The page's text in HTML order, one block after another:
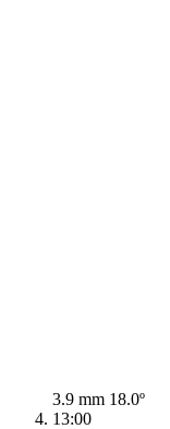
3.9 mm 18.0º
13:00